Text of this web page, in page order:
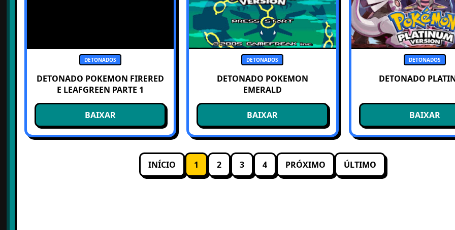
DETONADOS
DETONADO POKEMON FIRERED
E LEAFGREEN PARTE 1
BAIXAR
DETONADOS
DETONADO POKEMON
EMERALD
BAIXAR
DETONADOS
DETONADO
BAIXAR
INÍCIO 1 2 3 4 PRÓXIMO ÚLTIMO